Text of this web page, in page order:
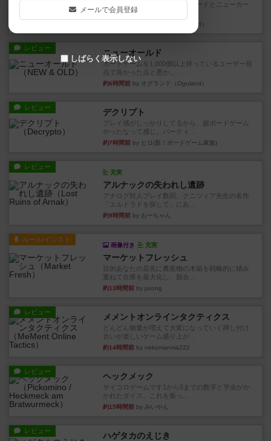
ゲーム終了時に、「オールドカードとニューカー
ドのどちらもある」 状態に...
by オグランド（Oguland）
レビュー ニューオールド
ボードゲームを1,000個以上持っているユーザー視
点で良かった点と悪か...
約6時間前 by オグランド（Oguland）
レビュー デクリプト
プレイ感がしっかりしてるから、超ボードゲーム
やったなって感じ。パーティ...
約7時間前 by ヒロ(新！ボードゲーム家族)
レビュー
充実
アルナックの失われし遺跡
アナログ対人プレイ数回。クニツィア先生の名作
「エルドラドを探して」にあ...
約9時間前 by おーちゃん
ルール/インスト
画像付き 充実
マーケットフレッシュ
目的あなたの店先に農産物の木箱を戦略的に積み
重ねて在庫を最大化し、競合...
約13時間前 by jurong
レビュー メメントオンラインタクティクス
どんどん物量が増えて大変になっていく押し付け
合いが楽しいゲーム盛り上が...
約14時間前 by nekomanma222
レビュー ヘックメック
サイコロゲームです1から5までの数字と芋虫がか
かれたダイス。これを振っ...
約15時間前 by みいやん
レビュー ハゲタカのえじき
メールで会員登録
しばらく表示しない